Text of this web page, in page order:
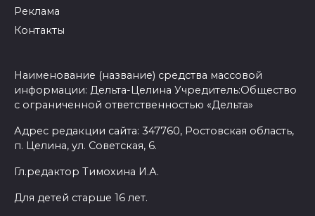
Реклама
Контакты
Наименование (название) средства массовой
информации: Дельта-Целина Учредитель:Общество
с ограниченной ответственностью «Дельта»
Адрес редакции сайта: 347760, Ростовская область,
п. Целина, ул. Советская, 6.
Гл.редактор Тимохина И.А.
Для детей старше 16 лет.